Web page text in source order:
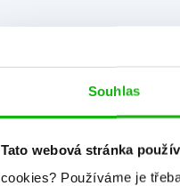
Souhlas
Tato webová stránka
cookies? Používáme je